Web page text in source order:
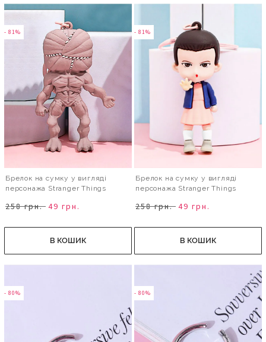
- 81%
Брелок на сумку у вигляді
персонажа Stranger Things
258 грн. 49 грн.
В КОШИК
- 81%
Брелок на сумку у вигляді
персонажа Stranger Things
258 грн. 49 грн.
В КОШИК
- 80% - 80%